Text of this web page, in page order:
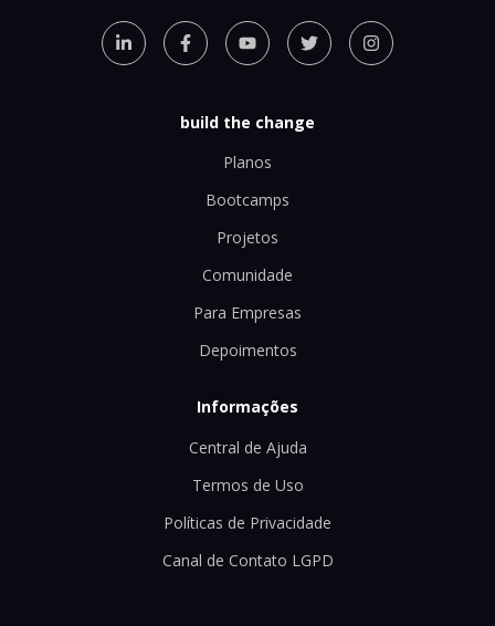
build the change
Planos
Bootcamps
Projetos
Comunidade
Para Empresas
Depoimentos
Informações
Central de Ajuda
Termos de Uso
Políticas de Privacidade
Canal de Contato LGPD